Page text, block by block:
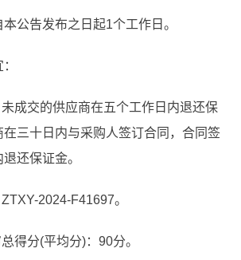
公告发布之日起1个工作日。
成交的供应商在五个工作日内退还保
三十日内与采购人签订合同，合同签
还保证金。
2024-F41697。
得分(平均分)：90分。